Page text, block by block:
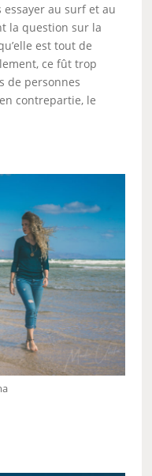
essayer au surf et au
la question sur la
est tout de
ce fût trop
de personnes
contrepartie, le